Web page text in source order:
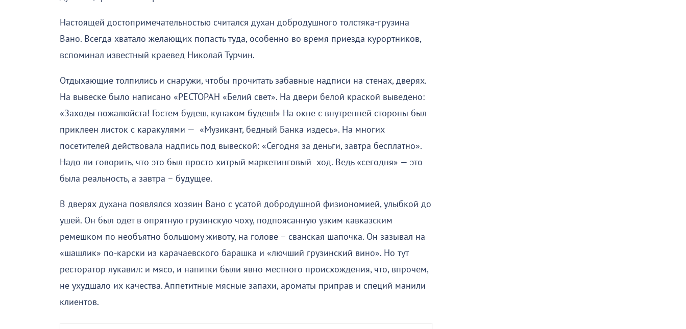
Настоящей достопримечательностью считался духан добродушного толстяка-грузина
Вано. Всегда хватало желающих попасть туда, особенно во время приезда курортников,
вспоминал известный краевед Николай Турчин.
Отдыхающие толпились и снаружи, чтобы прочитать забавные надписи на стенах, дверях.
На вывеске было написано «РЕСТОРАН «Белий свет». На двери белой краской выведено:
«Заходы пожалюйста! Гостем будеш, кунаком будеш!» На окне с внутренней стороны был
приклеен листок с каракулями — «Музикант, бедный Банка издесь». На многих
посетителей действовала надпись под вывеской: «Сегодня за деньги, завтра бесплатно».
Надо ли говорить, что это был просто хитрый маркетинговый ход. Ведь «сегодня» — это
была реальность, а завтра – будущее.
В дверях духана появлялся хозяин Вано с усатой добродушной физиономией, улыбкой до
ушей. Он был одет в опрятную грузинскую чоху, подпоясанную узким кавказским
ремешком по необъятно большому животу, на голове – сванская шапочка. Он зазывал на
«шашлик» по-карски из карачаевского барашка и «лючший грузинский вино». Но тут
ресторатор лукавил: и мясо, и напитки были явно местного происхождения, что, впрочем,
не ухудшало их качества. Аппетитные мясные запахи, ароматы приправ и специй манили
клиентов.